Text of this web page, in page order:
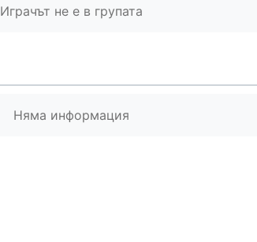
Играчът не е в групата
Няма информация